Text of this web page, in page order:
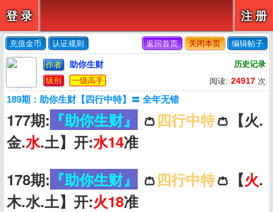
注 册
登 录
充值金币 认证规则 返回首页 关闭本页 编辑帖子
作者 助你生财
历史记录
级别
一级高手 阅读: 24917次
189期：助你生财【四行中特】〓 全年无错
177期: 『助你生财』 👛四行中特👛【火.
金.水.土】开:水14准
178期: 『助你生财』 👛四行中特👛【火.
木.水.土】开:火18准